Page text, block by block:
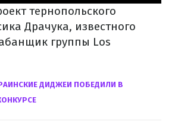
тернопольского
Драчука, известного
группы Los
ДИДЖЕИ ПОБЕДИЛИ В